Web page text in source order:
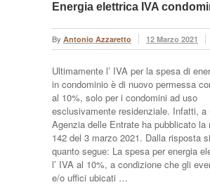
Energia elettrica IVA
By Antonio Azzaretto 12 Marzo 2021
Ultimamente l’ IVA per la spesa di
in condominio è di nuovo permessa
al 10%, solo per i condomini ad uso
esclusivamente residenziale. Infatti, a
Agenzia delle Entrate ha pubblicato la
142 del 3 marzo 2021. Dalla risposta
quanto segue: La spesa per energia
l’ IVA al 10%, a condizione che gli
e/o uffici ubicati …